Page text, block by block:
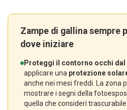
Zampe di gallina sempre
dove iniziare
Proteggi il contorno occhi
applicare una protezione
anche nei mesi freddi. La zona
mostrare i segni della
quella che consideri trascurabile.